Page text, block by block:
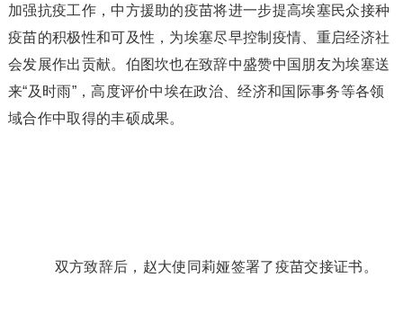
加强抗疫工作，中方援助的疫苗将进一步提高埃塞民众接种
疫苗的积极性和可及性，为埃塞尽早控制疫情、重启经济社
会发展作出贡献。伯图坎也在致辞中盛赞中国朋友为埃塞送
来“及时雨”，高度评价中埃在政治、经济和国际事务等各领
域合作中取得的丰硕成果。
双方致辞后，赵大使同莉娅签署了疫苗交接证书。